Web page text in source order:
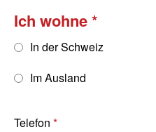
Ich wohne
In der Schweiz
Im Ausland
Telefon